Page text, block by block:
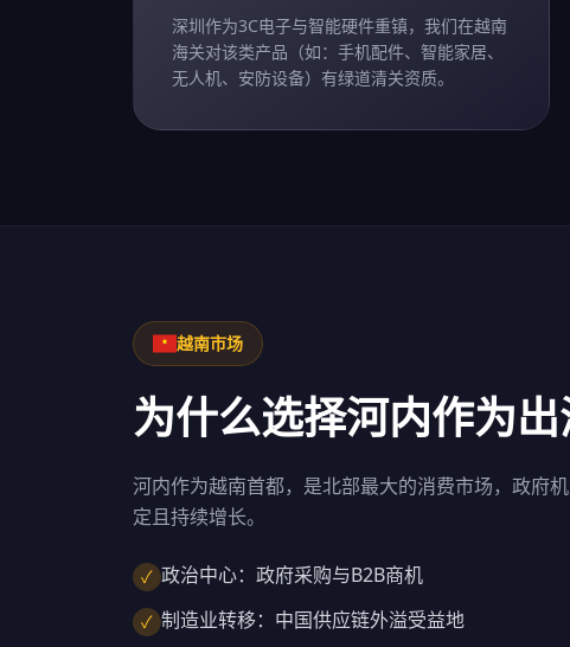
深圳作为3C电子与智能硬件重镇，我们在越南
海关对该类产品（如：手机配件、智能家居、
无人机、安防设备）有绿道清关资质。
越南市场
为什么选择河内作为出
河内作为越南首都，是北部最大的消费市场，政府
定且持续增长。
✓ 政治中心：政府采购与B2B商机
✓ 制造业转移：中国供应链外溢受益地